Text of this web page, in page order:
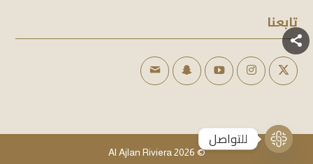
تابعنا
© 2026
Al Ajlan Riviera
للتواصل